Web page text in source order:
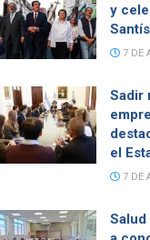
y
7 DE
Sadir
el
7 DE